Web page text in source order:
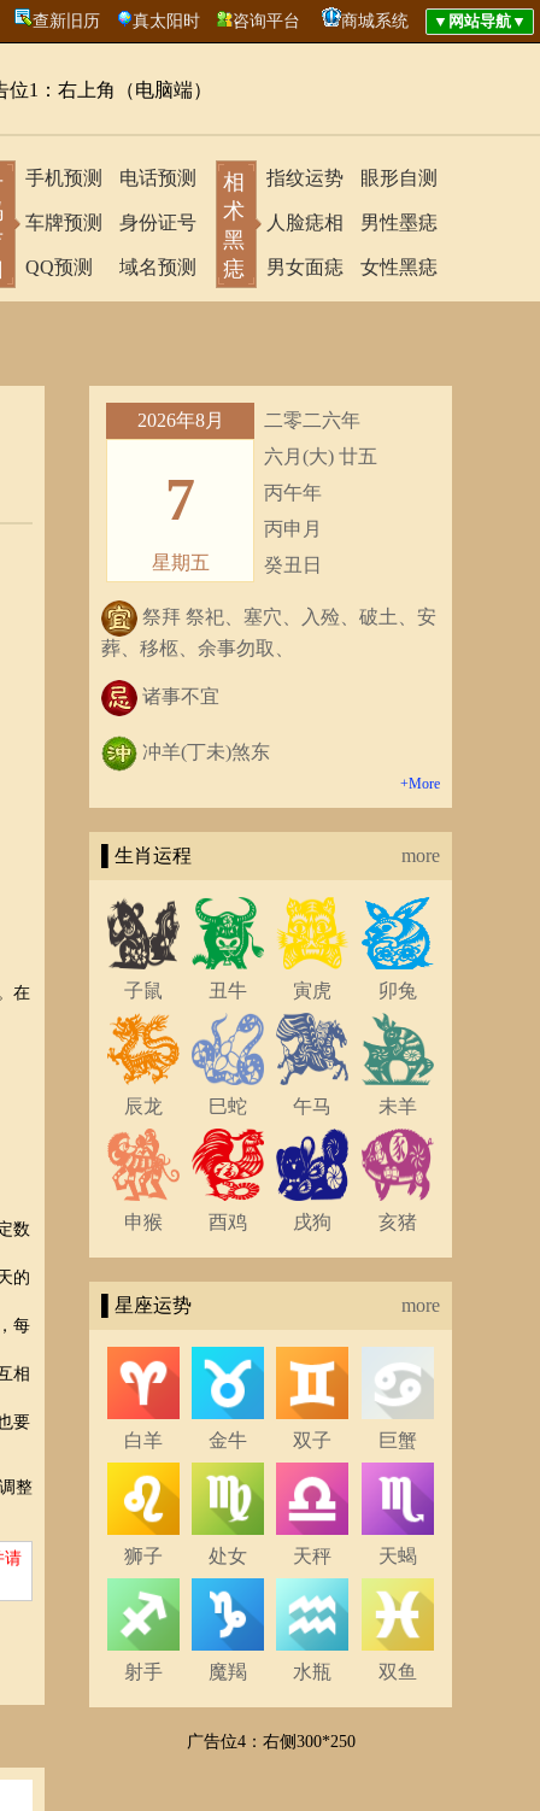
查新旧历 真太阳时 咨询平台 商城系统
位1：右上角（电脑端）
手机预测
车牌预测
QQ预测
电话预测
身份证号
域名预测
相
术
黑
痣
指纹运势
人脸痣相
男女面痣
眼形自测
男性墨痣
女性黑痣
在
数
的
每
相
要
整
请
2026年8月
7
星期五
二零二六年
六月(大) 廿五
丙午年
丙申月
癸丑日
祭拜 祭祀、塞穴、入殓、破土、安
葬、移柩、余事勿取、
诸事不宜
冲羊(丁未)煞东
+More
▌生肖运程 more
子鼠 丑牛 寅虎 卯兔
辰龙 巳蛇 午马 未羊
申猴 酉鸡 戌狗 亥猪
▌星座运势 more
白羊 金牛 双子 巨蟹
狮子 处女 天秤 天蝎
射手 魔羯 水瓶 双鱼
广告位4：右侧300*250